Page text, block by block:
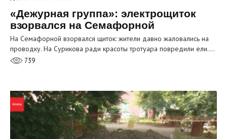
«Дежурная группа»: электрощиток
взорвался на Семафорной
На Семафорной взорвался щиток: жители давно жаловались на
проводку. На Сурикова ради красоты тротуара повредили ели.…
739